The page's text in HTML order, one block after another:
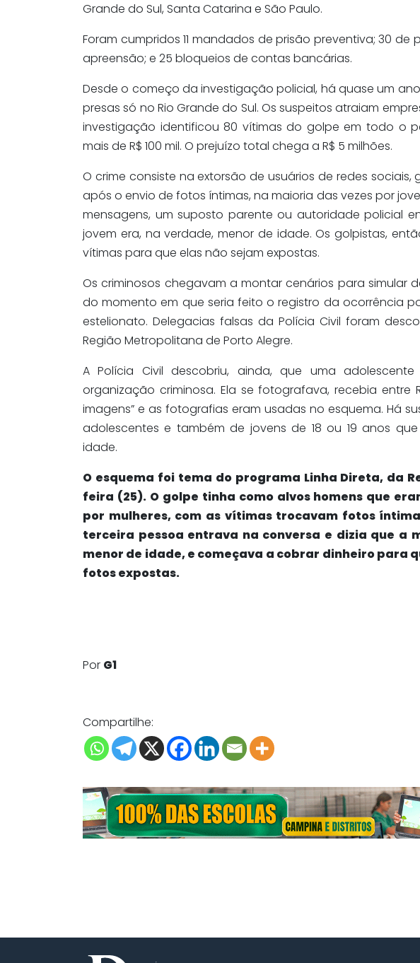
Grande do Sul, Santa Catarina e São Paulo.
Foram cumpridos 11 mandados de prisão preventiva; 30 de
apreensão; e 25 bloqueios de contas bancárias.
Desde o começo da investigação policial, há quase um
presas só no Rio Grande do Sul. Os suspeitos atraiam
investigação identificou 80 vítimas do golpe em todo o
mais de R$ 100 mil. O prejuízo total chega a R$ 5 milhões.
O crime consiste na extorsão de usuários de redes sociais,
após o envio de fotos íntimas, na maioria das vezes por
mensagens, um suposto parente ou autoridade policial
jovem era, na verdade, menor de idade. Os golpistas,
vítimas para que elas não sejam expostas.
Os criminosos chegavam a montar cenários para simular
do momento em que seria feito o registro da ocorrência
estelionato. Delegacias falsas da Polícia Civil foram
Região Metropolitana de Porto Alegre.
A Polícia Civil descobriu, ainda, que uma
organização criminosa. Ela se fotografava, recebia entre
imagens” e as fotografias eram usadas no esquema. Há
adolescentes e também de jovens de 18 ou 19 anos
idade.
O esquema foi tema do programa Linha Direta, da
feira (25). O golpe tinha como alvos homens que
por mulheres, com as vítimas trocavam fotos
terceira pessoa entrava na conversa e dizia que a
menor de idade, e começava a cobrar dinheiro para
fotos expostas.
Por G1
Compartilhe: